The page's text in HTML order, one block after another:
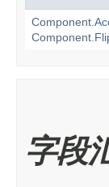
字段